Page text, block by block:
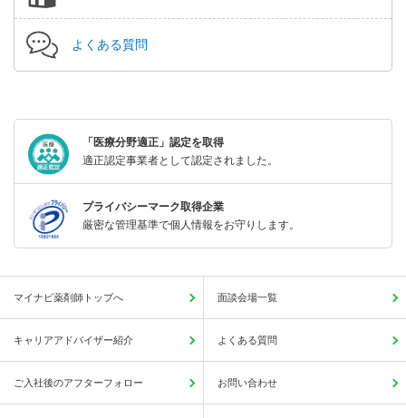
よくある質問
「医療分野適正」認定を取得
適正認定事業者として認定されました。
プライバシーマーク取得企業
厳密な管理基準で個人情報をお守りします。
マイナビ薬剤師トップへ 面談会場一覧
キャリアアドバイザー紹介 よくある質問
ご入社後のアフターフォロー お問い合わせ